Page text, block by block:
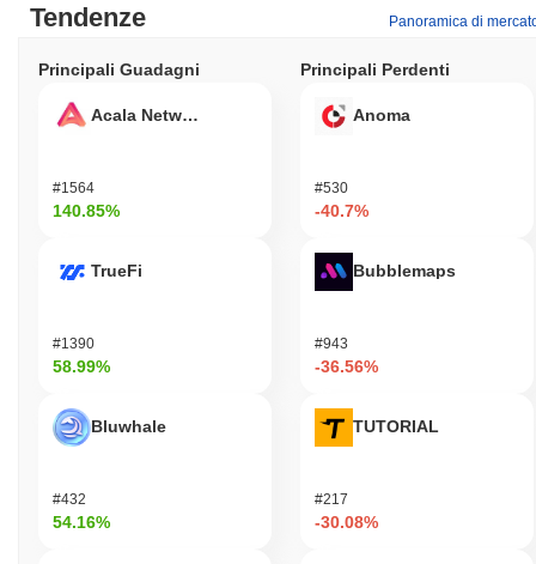
Tendenze Panoramica di
Principali Guadagni
Acala Network
#1564
140.85%
TrueFi
#1390
58.99%
Bluwhale
#432
54.16%
Principali Perdenti
Anoma
#530
-40.7%
Bubblemaps
#943
-36.56%
TUTORIAL
#217
-30.08%